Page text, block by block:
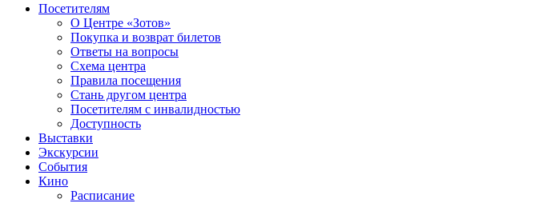
Посетителям
О Центре «Зотов»
Покупка и возврат билетов
Ответы на вопросы
Схема центра
Правила посещения
Стань другом центра
Посетителям с инвалидностью
Доступность
Выставки
Экскурсии
События
Кино
Расписание